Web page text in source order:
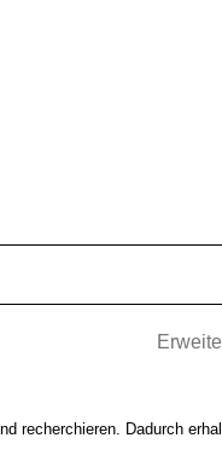
recherchieren. Dadurch